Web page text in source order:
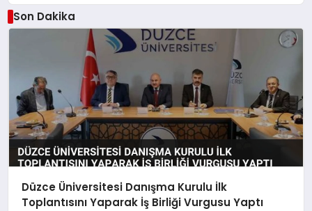
Son Dakika
Düzce Üniversitesi Danışma Kurulu İlk
Toplantısını Yaparak İş Birliği Vurgusu Yaptı